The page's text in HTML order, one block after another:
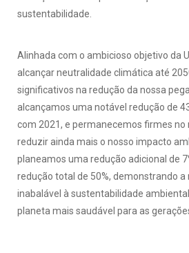
sustentabilidade.
Alinhada com o ambicioso objetivo da
alcançar neutralidade climática até
significativos na redução da nossa
alcançamos uma notável redução de
com 2021, e permanecemos firmes no
reduzir ainda mais o nosso impacto
planeamos uma redução adicional de
redução total de 50%, demonstrando a
inabalável à sustentabilidade
planeta mais saudável para as